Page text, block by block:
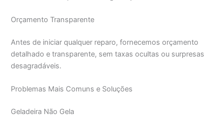
Orçamento Transparente
Antes de iniciar qualquer reparo, fornecemos orçamento
detalhado e transparente, sem taxas ocultas ou surpresas
desagradáveis.
Problemas Mais Comuns e Soluções
Geladeira Não Gela